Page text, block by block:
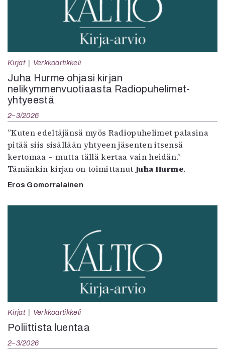
Kirjat Verkkoartikkeli
Juha Hurme ohjasi kirjan
nelikymmenvuotiaasta Radiopuhelimet-
yhtyeestä
2–3/2026
”Kuten edeltäjänsä myös Radiopuhelimet palasina
pitää siis sisällään yhtyeen jäsenten itsensä
kertomaa – mutta tällä kertaa vain heidän.”
Tämänkin kirjan on toimittanut Juha Hurme.
Eros Gomorralainen
Kirjat Verkkoartikkeli
Poliittista luentaa
2–3/2026